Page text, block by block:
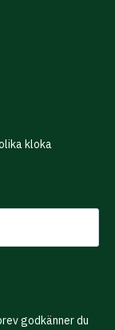
kloka
godkänner du